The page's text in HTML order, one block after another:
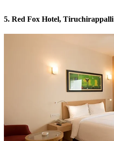
5. Red Fox Hotel, Tiruchirappalli